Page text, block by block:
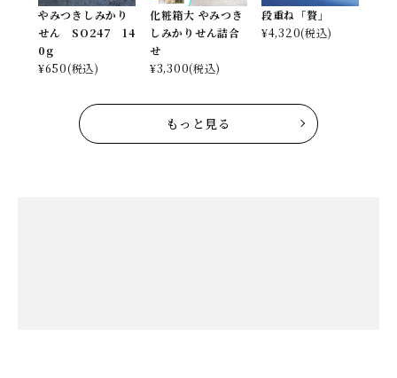
やみつきしみかり
せん SO247 14
0g
¥650(税込)
化粧箱大 やみつき
しみかりせん詰合
せ
¥3,300(税込)
段重ね「贅」
¥4,320(税込)
もっと見る